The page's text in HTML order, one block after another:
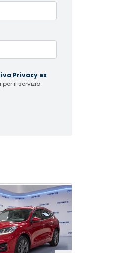
Privacy ex
il servizio